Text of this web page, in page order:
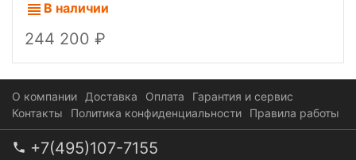
В наличии
244 200
О компании Доставка Оплата
Гарантия и сервис
Контакты
Политика конфиденциальности Правила работы
+7(495)107-7155